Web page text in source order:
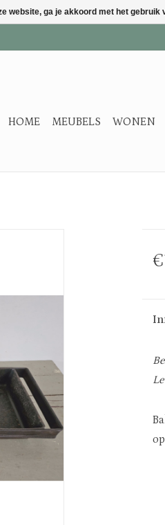
HOME MEUBELS WONEN
website, ga je akkoord met het